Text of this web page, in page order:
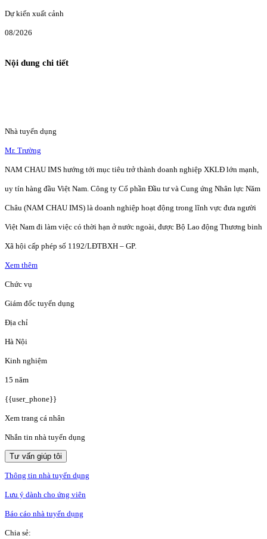
Dự kiến xuất cảnh
08/2026
Nội dung chi tiết
Nhà tuyển dụng
Mr. Trường
NAM CHAU IMS hướng tới mục tiêu trở thành doanh nghiệp XKLĐ lớn mạnh,
uy tín hàng đầu Việt Nam. Công ty Cổ phần Đầu tư và Cung ứng Nhân lực Năm
Châu (NAM CHAU IMS) là doanh nghiệp hoạt động trong lĩnh vực đưa người
Việt Nam đi làm việc có thời hạn ở nước ngoài, được Bộ Lao động Thương binh
Xã hội cấp phép số 1192/LĐTBXH – GP.
Xem thêm
Chức vụ
Giám đốc tuyển dụng
Địa chỉ
Hà Nội
Kinh nghiệm
15 năm
{{user_phone}}
Xem trang cá nhân
Nhắn tin nhà tuyển dụng
Tư vấn giúp tôi
Thông tin nhà tuyển dụng
Lưu ý dành cho ứng viên
Báo cáo nhà tuyển dụng
Chia sẻ: